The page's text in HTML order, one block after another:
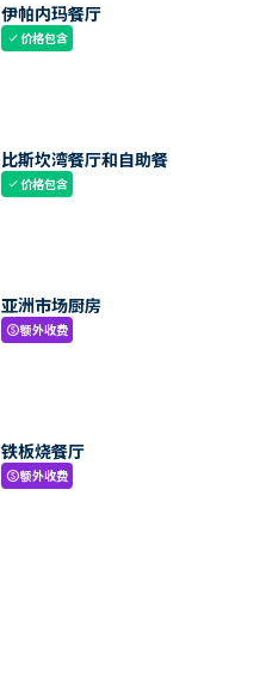
伊帕内玛餐厅
check价格包含
比斯坎湾餐厅和自助餐
check价格包含
亚洲市场厨房
paid额外收费
铁板烧餐厅
paid额外收费